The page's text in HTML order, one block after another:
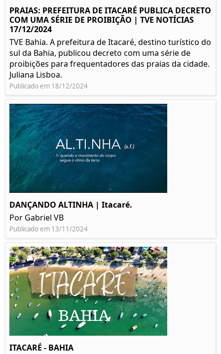
PRAIAS: PREFEITURA DE ITACARÉ PUBLICA DECRETO
COM UMA SÉRIE DE PROIBIÇÃO | TVE NOTÍCIAS
17/12/2024
TVE Bahia. A prefeitura de Itacaré, destino turístico do
sul da Bahia, publicou decreto com uma série de
proibições para frequentadores das praias da cidade.
Juliana Lisboa.
Publicado em 18/12/2024
DANÇANDO ALTINHA | Itacaré.
Por Gabriel VB
Publicado em 13/11/2024
ITACARÉ - BAHIA